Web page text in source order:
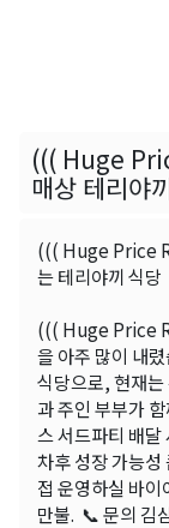
((( Huge
매상 테리야
((( Huge Price
는 테리야끼 식당
((( Huge Price
을 아주 많이 내
식당으로, 현재는
과 주인 부부가
스 서드파티 배
차후 성장 가능
접 운영하실 바
만불. 📞 문의 김